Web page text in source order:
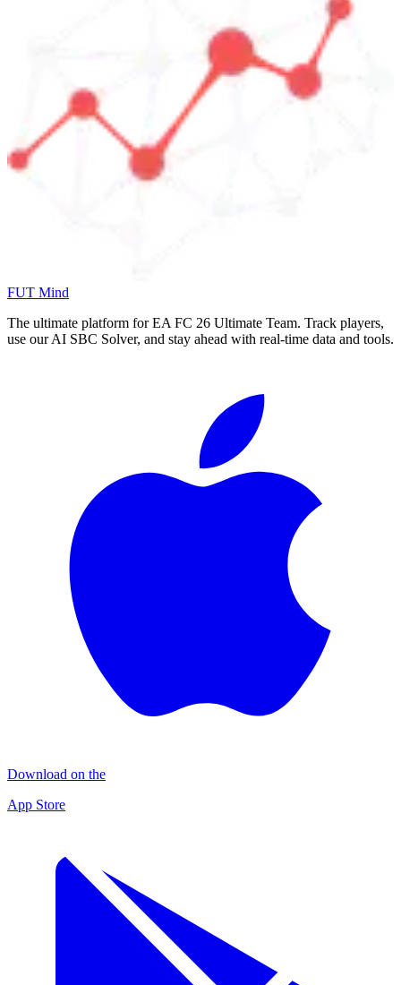
FUT Mind
The ultimate platform for EA FC 26 Ultimate Team. Track players,
use our AI SBC Solver, and stay ahead with real-time data and tools.
Download on the
App Store